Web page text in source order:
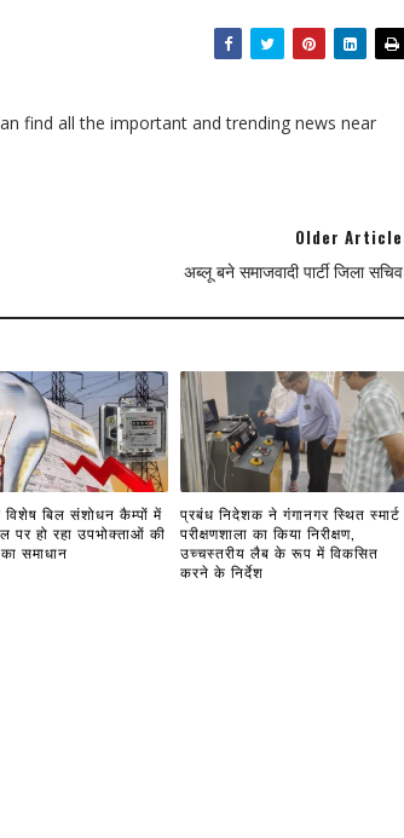
find all the important and trending news near
Older Article
अब्लू बने समाजवादी पार्टी जिला सचिव
विशेष बिल संशोधन कैम्पों में
पर हो रहा उपभोक्ताओं की
समाधान
प्रबंध निदेशक ने गंगानगर स्थित स्मार्ट
परीक्षणशाला का किया निरीक्षण,
उच्चस्तरीय लैब के रूप में विकसित
करने के निर्देश